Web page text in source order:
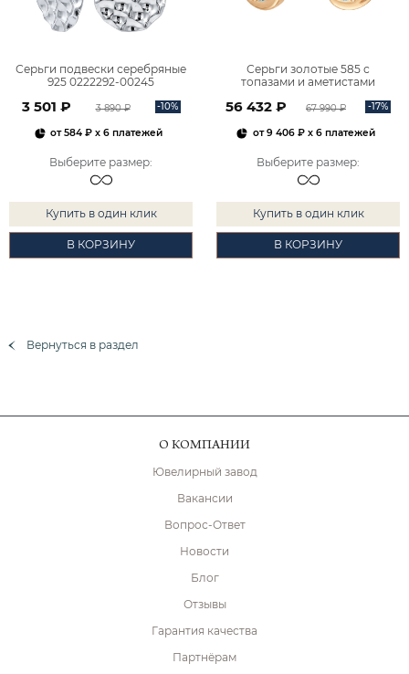
Серьги подвески серебряные
925 0222292-00245
3 501 ₽ 3 890 ₽ -10%
от584 ₽ x 6 платежей
Выберите размер:
Купить в один клик
В КОРЗИНУ
Серьги золотые 585 с
топазами и аметистами
56 432 ₽ 67 990 ₽ -17%
от9 406 ₽x 6 платежей
Выберите размер:
Купить в один клик
В КОРЗИНУ
Вернуться в раздел
О КОМПАНИИ
Ювелирный завод
Вакансии
Вопрос-Ответ
Новости
Блог
Отзывы
Гарантия качества
Партнёрам